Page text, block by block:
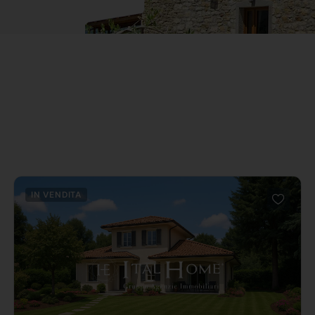
IN VENDITA